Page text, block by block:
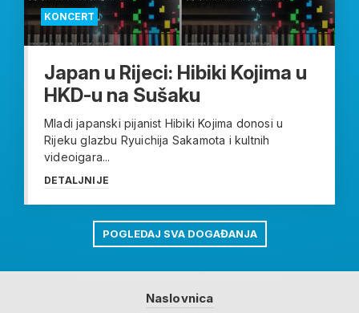
KONCERT
Japan u Rijeci: Hibiki Kojima u
HKD-u na Sušaku
Mladi japanski pijanist Hibiki Kojima donosi u
Rijeku glazbu Ryuichija Sakamota i kultnih
videoigara...
DETALJNIJE
POGLEDAJ SVA DOGAĐANJA
Naslovnica